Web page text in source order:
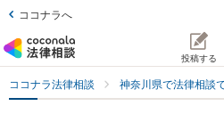
ココナラへ
投稿する
ココナラ法律相談 神奈川県で法律相談